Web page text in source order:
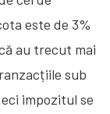
este de 3%
au trecut mai
sub
impozitul se